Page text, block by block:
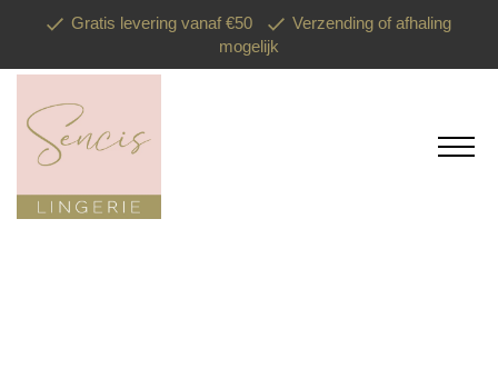
Gratis levering vanaf €50
Verzending of afhaling
mogelijk